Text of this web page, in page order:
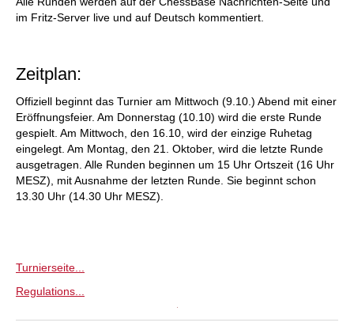
im Fritz-Server live und auf Deutsch kommentiert.
Zeitplan:
Offiziell beginnt das Turnier am Mittwoch (9.10.) Abend mit einer
Eröffnungsfeier. Am Donnerstag (10.10) wird die erste Runde
gespielt. Am Mittwoch, den 16.10, wird der einzige Ruhetag
eingelegt. Am Montag, den 21. Oktober, wird die letzte Runde
ausgetragen. Alle Runden beginnen um 15 Uhr Ortszeit (16 Uhr
MESZ), mit Ausnahme der letzten Runde. Sie beginnt schon
13.30 Uhr (14.30 Uhr MESZ).
Turnierseite...
Regulations...